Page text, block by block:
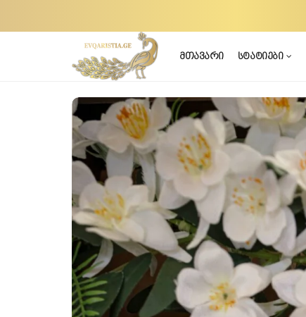
მთავარი სტატიები